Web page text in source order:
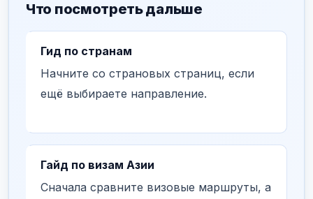
Что посмотреть дальше
Гид по странам
Начните со страновых страниц, если
ещё выбираете направление.
Гайд по визам Азии
Сначала сравните визовые маршруты, а